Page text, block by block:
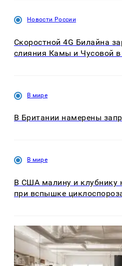
Новости России
Скоростной 4G Билайна
слияния Камы и Чусовой
В мире
В Британии намерены
В мире
В США малину и клубнику
при вспышке